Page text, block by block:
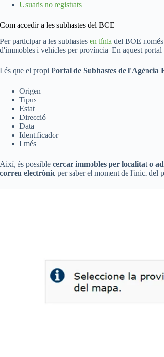
Usuaris no registrats
Com accedir a les subhastes del BOE
Per participar a les subhastes en línia del BOE només
d'immobles i vehicles per província. En aquest portal
I és que el propi Portal de Subhastes de l'Agència
Origen
Tipus
Estat
Direcció
Data
Identificador
I més
Així, és possible cercar immobles per localitat o
correu electrònic per saber el moment de l'inici del